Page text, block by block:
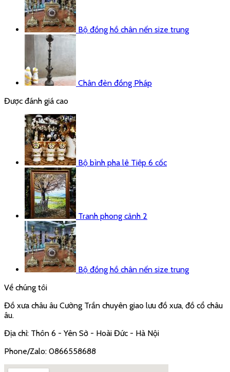
Bộ đồng hồ chân nến size trung
Chân đèn đồng Pháp
Được đánh giá cao
Bộ bình pha lê Tiệp 6 cốc
Tranh phong cảnh 2
Bộ đồng hồ chân nến size trung
Về chúng tôi
Đồ xưa châu âu Cường Trần chuyên giao lưu đồ xưa, đồ cổ châu
âu.
Địa chỉ: Thôn 6 - Yên Sở - Hoài Đức - Hà Nội
Phone/Zalo: 0866558688